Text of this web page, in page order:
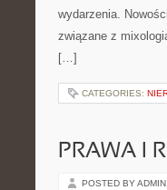
wydarzenia.
związane z
[…]
CATEGORIES:
PRAWA I
POSTED BY ADMIN